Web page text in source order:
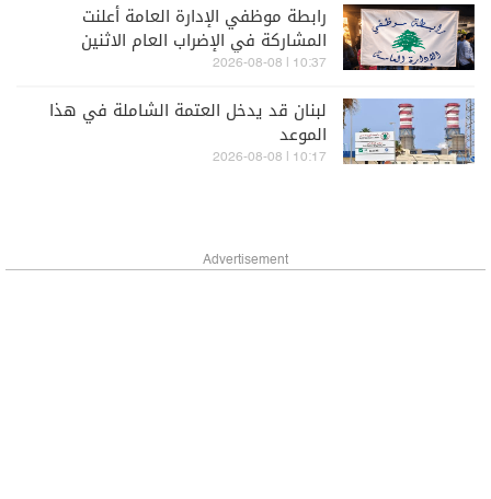
رابطة موظفي الإدارة العامة أعلنت
المشاركة في الإضراب العام الاثنين
10:37 | 2026-08-08
لبنان قد يدخل العتمة الشاملة في هذا
الموعد
10:17 | 2026-08-08
Advertisement